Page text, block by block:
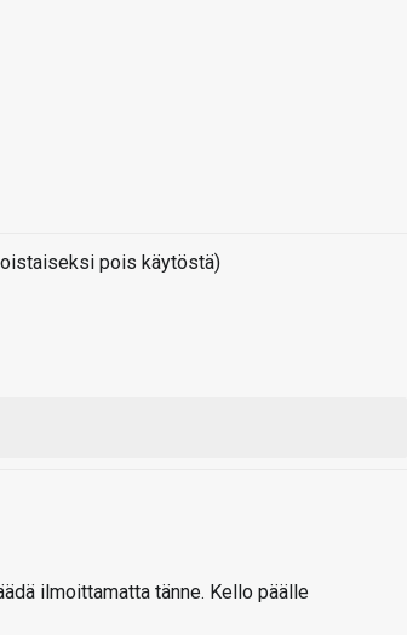
pois käytöstä)
ilmoittamatta tänne. Kello päälle